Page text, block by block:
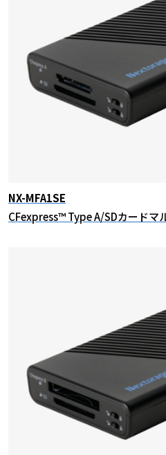
NX-MFA1SE
CFexpress™ Type A/SDカードマ